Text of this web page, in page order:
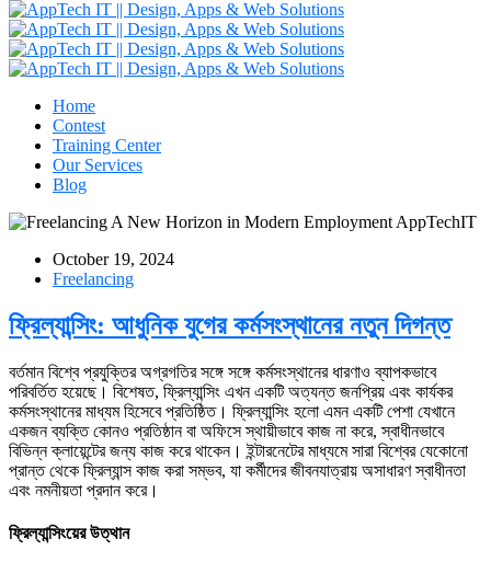
Home
Contest
Training Center
Our Services
Blog
October 19, 2024
Freelancing
ফ্রিল্যান্সিং: আধুনিক যুগের কর্মসংস্থানের নতুন দিগন্ত
বর্তমান বিশ্বে প্রযুক্তির অগ্রগতির সঙ্গে সঙ্গে কর্মসংস্থানের ধারণাও ব্যাপকভাবে
পরিবর্তিত হয়েছে। বিশেষত, ফ্রিল্যান্সিং এখন একটি অত্যন্ত জনপ্রিয় এবং কার্যকর
কর্মসংস্থানের মাধ্যম হিসেবে প্রতিষ্ঠিত। ফ্রিল্যান্সিং হলো এমন একটি পেশা যেখানে
একজন ব্যক্তি কোনও প্রতিষ্ঠান বা অফিসে স্থায়ীভাবে কাজ না করে, স্বাধীনভাবে
বিভিন্ন ক্লায়েন্টের জন্য কাজ করে থাকেন। ইন্টারনেটের মাধ্যমে সারা বিশ্বের যেকোনো
প্রান্ত থেকে ফ্রিল্যান্স কাজ করা সম্ভব, যা কর্মীদের জীবনযাত্রায় অসাধারণ স্বাধীনতা
এবং নমনীয়তা প্রদান করে।
ফ্রিল্যান্সিংয়ের উত্থান